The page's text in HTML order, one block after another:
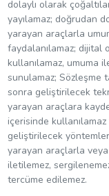
dolaylı olarak
yayılamaz; doğrudan
yarayan araçlarla
faydalanılamaz; dijital
kullanılamaz, umuma
sunulamaz; Sözleşme
sonra geliştirilecek
yarayan araçlara
içerisinde
geliştirilecek
yarayan araçlarla
iletilemez,
tercüme edilemez.